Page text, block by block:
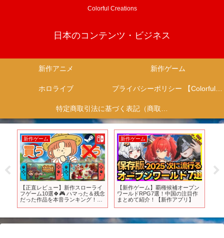
Colorful Creations
日本のコンテンツ・ビジネス
新作アニメ 新作ゲーム
ホロライブ プライバシーポリシー 【Colorful Creation】
特定商取引法に基づく表記（商取引に関する開示）
新作ゲーム
【正直レビュー】新作スローライ
フゲーム10選🍀🎮 ハマった＆残念
だった作品を本音ランキング！
新作ゲーム
【新作ゲーム】覇権候補オープン
ワールドRPG7選！中国の注目作
まとめて紹介！【新作アプリ】